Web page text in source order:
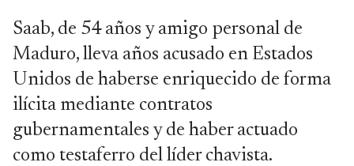
Saab, de 54 años y amigo personal de
Maduro, lleva años acusado en Estados
Unidos de haberse enriquecido de forma
ilícita mediante contratos
gubernamentales y de haber actuado
como testaferro del líder chavista.